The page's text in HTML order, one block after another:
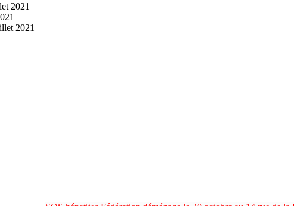
2021
2021